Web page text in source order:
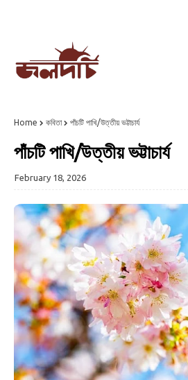
Home কবিতা পাঁচটি পাখি/উত্তীয় ভট্টাচার্য
পাঁচটি পাখি/উত্তীয় ভট্টাচার্য
February 18, 2026